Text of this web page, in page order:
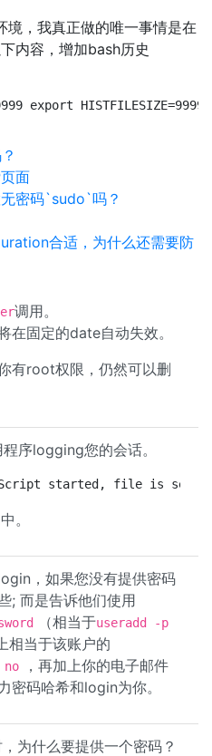
境，我真正做的唯一事情是在
内容，增加bash历史
export
面
密码`sudo`吗？
合适，为什么还需要防
调用。
在固定的date自动失效。
有root权限，仍然可以删
序logging您的会话。
started, file is
。
，如果您没有提供密码
; 而是告诉他们使用
（相当于useradd -p
相当于该账户的
no
，再加上你的电子邮件
密码哈希和login为你。
为什么要提供一个密码？